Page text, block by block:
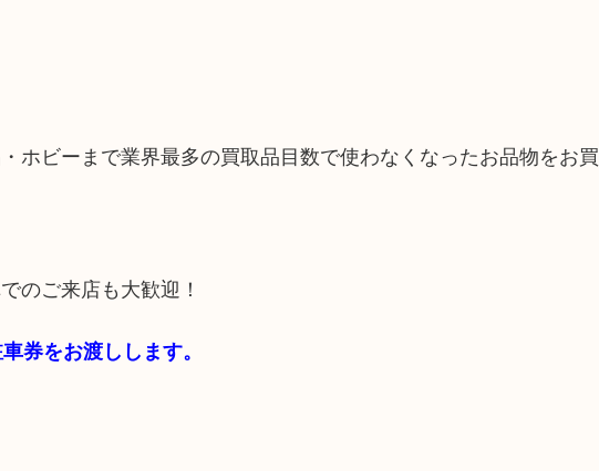
ホビーまで業界最多の買取品目数で使わなくなったお品物をお買
のご来店も大歓迎！
券をお渡しします。